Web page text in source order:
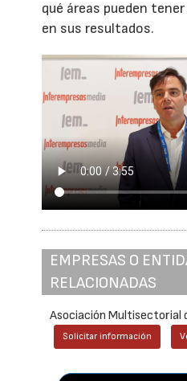
qué áreas pueden
en sus resultados.
EMPRESAS O
RELACIONADAS
Asociación Multisectorial
Solicitar información